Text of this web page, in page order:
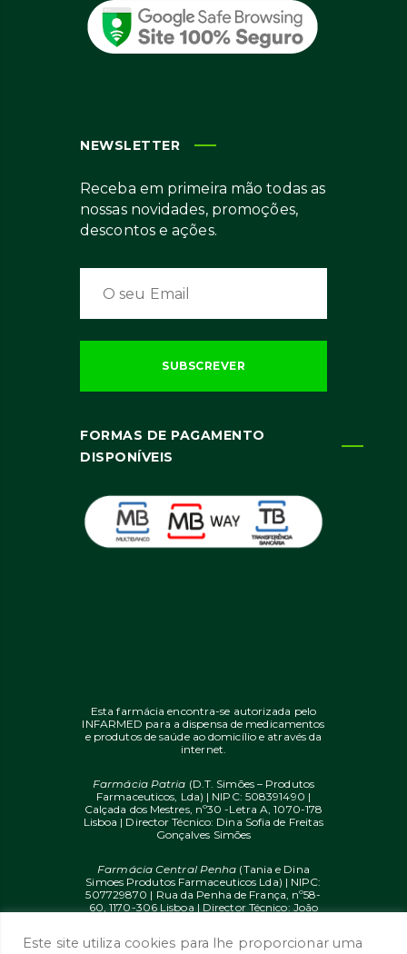
NEWSLETTER
Receba em primeira mão todas as
nossas novidades, promoções,
descontos e ações.
FORMAS DE PAGAMENTO
DISPONÍVEIS
Esta farmácia encontra-se autorizada pelo
INFARMED para a dispensa de medicamentos
e produtos de saúde ao domicílio e através da
internet.
Farmácia Patria (D.T. Simões – Produtos
Farmaceuticos, Lda) | NIPC: 508391490 |
Calçada dos Mestres, nº30 -Letra A, 1070-178
Lisboa | Director Técnico: Dina Sofia de Freitas
Gonçalves Simões
Farmácia Central Penha (Tania e Dina
Simoes Produtos Farmaceuticos Lda) | NIPC:
507729870 | Rua da Penha de França, nº58-
60, 1170-306 Lisboa | Director Técnico: João
Este site utiliza cookies para lhe proporcionar uma